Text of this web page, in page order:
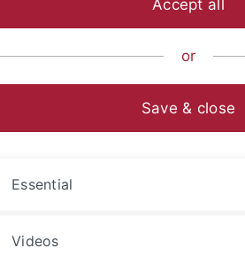
Termine
Accept all
or
Save & close
Essential
Videos